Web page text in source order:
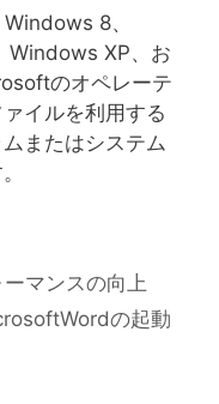
8、
XP、お
のオペレーテ
イルを利用する
またはシステム
マンスの向上
の起動